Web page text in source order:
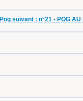
Pog suivant : n°21 - POG AU